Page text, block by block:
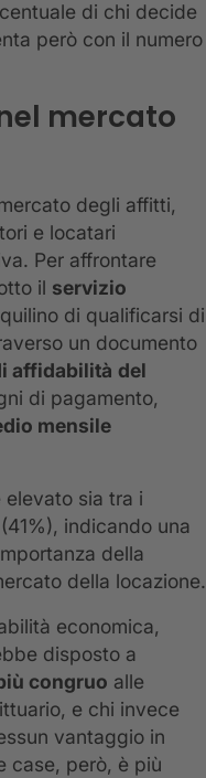
di chi decide
però con il numero
mercato
degli affitti,
e locatari
Per affrontare
il servizio
di qualificarsi di
un documento
affidabilità del
di pagamento,
mensile
sia tra i
indicando una
della
della locazione.
economica,
disposto a
congruo alle
e chi invece
vantaggio in
case, però, è più